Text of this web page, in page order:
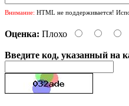
Внимание: HTML не поддерживается!
Оценка: Плохо
Введите код, указанный на